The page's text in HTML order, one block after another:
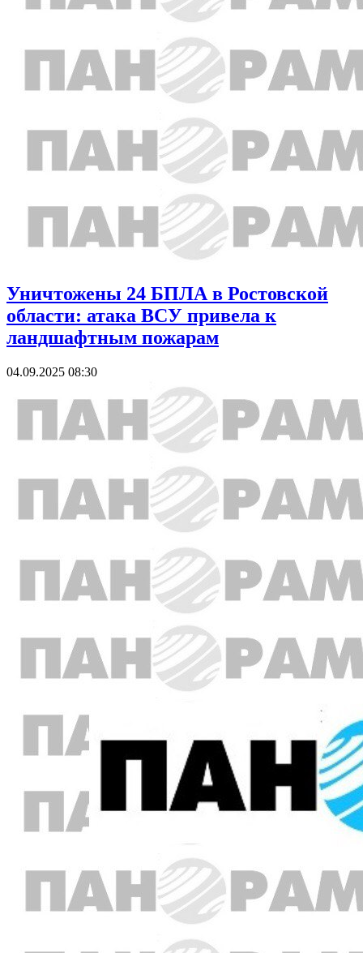
Уничтожены 24 БПЛА в Ростовской
области: атака ВСУ привела к
ландшафтным пожарам
04.09.2025 08:30